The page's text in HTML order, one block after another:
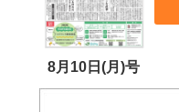
8月10日(月)号